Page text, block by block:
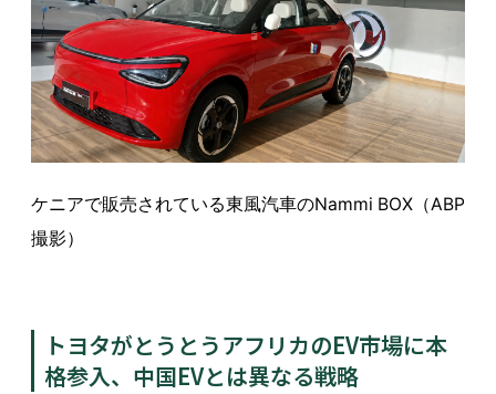
ケニアで販売されている東風汽車のNammi BOX（ABP
撮影）
トヨタがとうとうアフリカのEV市場に本
格参入、中国EVとは異なる戦略